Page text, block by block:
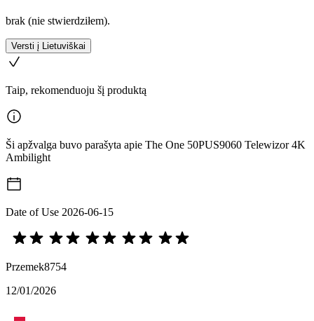
brak (nie stwierdziłem).
Versti į Lietuviškai
Taip, rekomenduoju šį produktą
Ši apžvalga buvo parašyta apie The One 50PUS9060 Telewizor 4K
Ambilight
Date of Use 2026-06-15
Przemek8754
12/01/2026